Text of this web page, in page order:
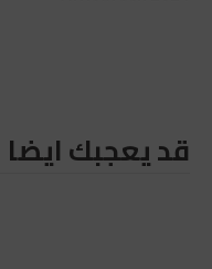
قد يعجبك ايضا